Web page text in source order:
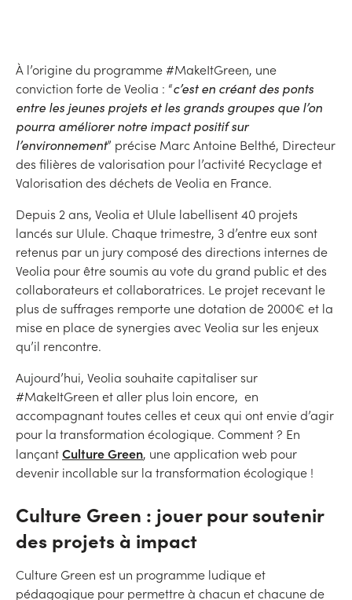
À l’origine du programme #MakeItGreen, une
conviction forte de Veolia : “c’est en créant des ponts
entre les jeunes projets et les grands groupes que l’on
pourra améliorer notre impact positif sur
l’environnement” précise Marc Antoine Belthé, Directeur
des filières de valorisation pour l’activité Recyclage et
Valorisation des déchets de Veolia en France.
Depuis 2 ans, Veolia et Ulule labellisent 40 projets
lancés sur Ulule. Chaque trimestre, 3 d’entre eux sont
retenus par un jury composé des directions internes de
Veolia pour être soumis au vote du grand public et des
collaborateurs et collaboratrices. Le projet recevant le
plus de suffrages remporte une dotation de 2000€ et la
mise en place de synergies avec Veolia sur les enjeux
qu’il rencontre.
Aujourd’hui, Veolia souhaite capitaliser sur
#MakeItGreen et aller plus loin encore, en
accompagnant toutes celles et ceux qui ont envie d’agir
pour la transformation écologique. Comment ? En
lançantCulture Green, une application web pour
devenir incollable sur la transformation écologique !
Culture Green : jouer pour soutenir
des projets à impact
Culture Green est un programme ludique et
pédagogique pour permettre à chacun et chacune de